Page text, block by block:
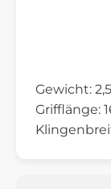
Gewicht:
Grifflänge: